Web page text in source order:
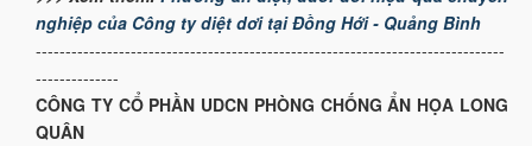
nghiệp của Công ty diệt dơi tại Đồng Hới - Quảng Bình
-------------------------------------------------------------------------------
--------------
CÔNG TY CỔ PHẦN UDCN PHÒNG CHỐNG ẨN HỌA LONG
QUÂN